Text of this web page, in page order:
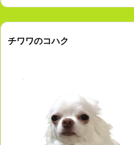
チワワのコハク